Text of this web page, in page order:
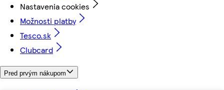
Nastavenia cookies
Možnosti platby
Tesco.sk
Clubcard
Pred prvým nákupom